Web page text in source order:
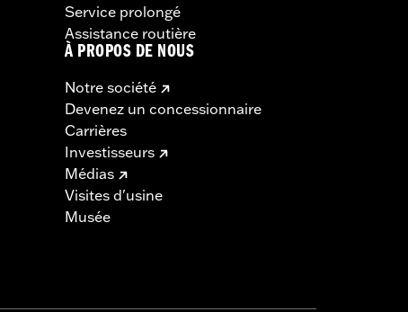
Service prolongé
Assistance routière
À PROPOS DE NOUS
Notre société
Devenez un concessionnaire
Carrières
Investisseurs
Médias
Visites d'usine
Musée